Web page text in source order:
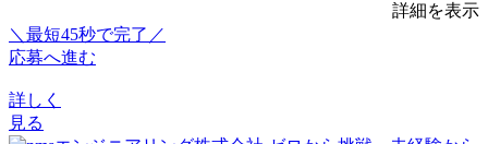
詳細を表示
＼最短45秒で完了／
応募へ進む
詳しく
見る